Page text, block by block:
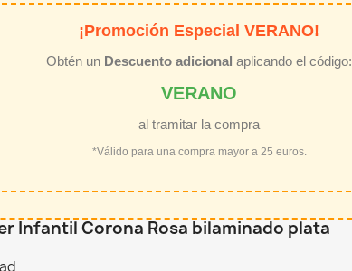
¡Promoción Especial VERANO!
Obtén un Descuento adicional aplicando el código:
VERANO
al tramitar la compra
*Válido para una compra mayor a 25 euros.
Infantil Corona Rosa bilaminado plata